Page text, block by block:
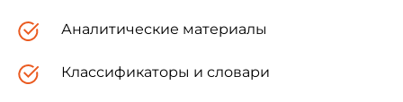
Аналитические материалы
Классификаторы и словари